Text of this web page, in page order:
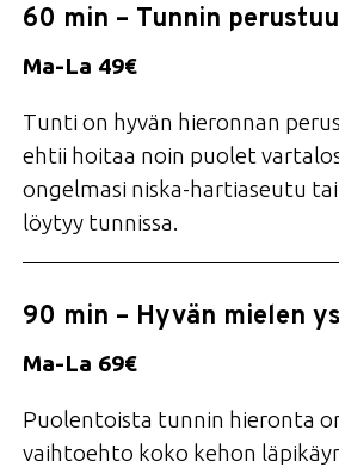
Ma-La 49€
60 min – Tunnin
Tunti on hyvän hieronnan
ehtii hoitaa noin puolet
ongelmasi niska-hartiaseutu
löytyy tunnissa.
Ma-La 69€
90 min – Hyvän mielen
Puolentoista tunnin hieronta
vaihtoehto koko kehon